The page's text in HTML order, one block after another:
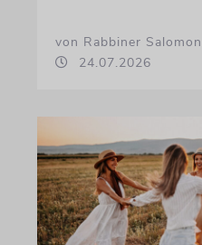
von Rabbiner
24.07.2026